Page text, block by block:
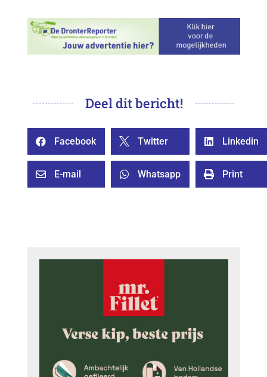
Deel dit bericht!
 Facebook  Twitter  Linkedin
 E-mail  Whatsapp  Print